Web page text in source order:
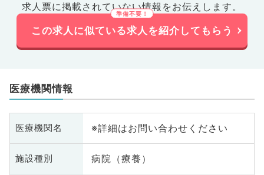
求人票に掲載されていない情報をお伝えします。
この求人に似ている求人を紹介してもらう
医療機関情報
医療機関名 ※詳細はお問い合わせください
施設種別 病院（療養）